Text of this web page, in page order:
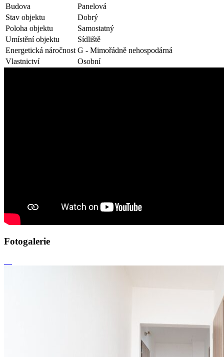
Budova
Panelová
Stav objektu
Dobrý
Poloha objektu
Samostatný
Umístění objektu
Sídliště
Energetická náročnost G - Mimořádně nehospodárná
Vlastnictví
Osobní
Fotogalerie